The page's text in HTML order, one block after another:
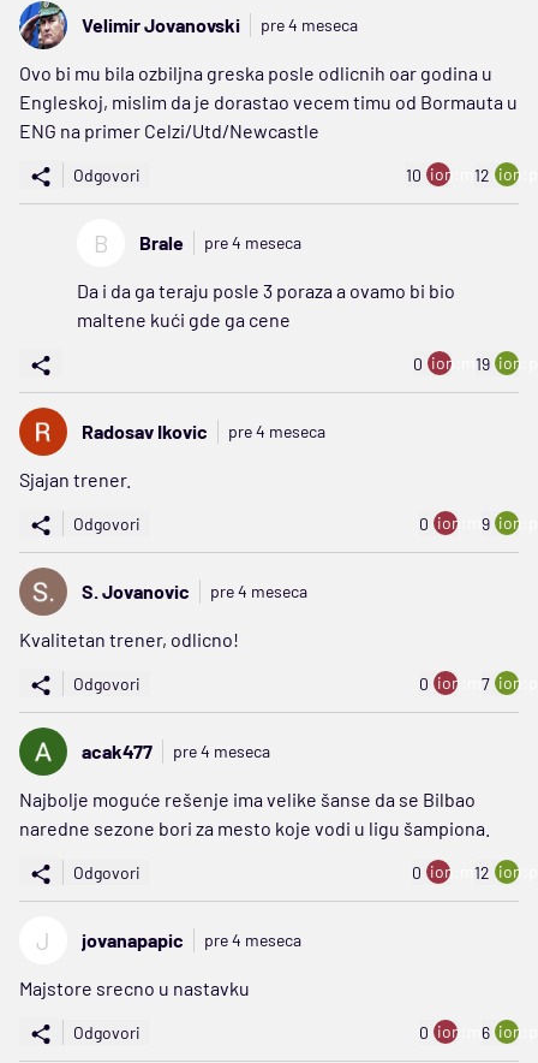
Velimir Jovanovski pre 4 meseca
Ovo bi mu bila ozbiljna greska posle odlicnih oar godina u
Engleskoj, mislim da je dorastao vecem timu od Bormauta u
ENG na primer Celzi/Utd/Newcastle
Odgovori 10 ion:minus
12
B Brale pre 4 meseca
Da i da ga teraju posle 3 poraza a ovamo bi bio
maltene kući gde ga cene
0 ion:minus
19
Radosav Ikovic pre 4 meseca
Sjajan trener.
Odgovori 0 ion:minus
9
S. Jovanovic pre 4 meseca
Kvalitetan trener, odlicno!
Odgovori 0 ion:minus
7
acak477 pre 4 meseca
Najbolje moguće rešenje ima velike šanse da se Bilbao
naredne sezone bori za mesto koje vodi u ligu šampiona.
Odgovori 0 ion:minus
12
J jovanapapic pre 4 meseca
Majstore srecno u nastavku
Odgovori 0 ion:minus
6